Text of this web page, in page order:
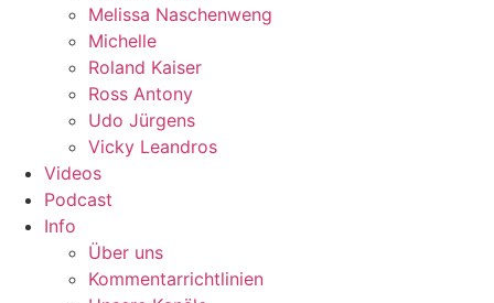
Melissa Naschenweng
Michelle
Roland Kaiser
Ross Antony
Udo Jürgens
Vicky Leandros
Videos
Podcast
Info
Über uns
Kommentarrichtlinien